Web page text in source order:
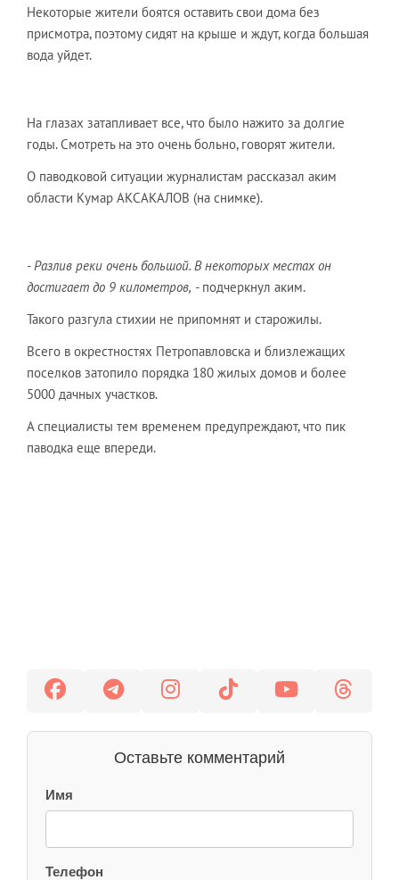
Некоторые жители боятся оставить свои дома без
присмотра, поэтому сидят на крыше и ждут, когда большая
вода уйдет.
На глазах затапливает все, что было нажито за долгие
годы. Смотреть на это очень больно, говорят жители.
О паводковой ситуации журналистам рассказал аким
области Кумар АКСАКАЛОВ (на снимке).
- Разлив реки очень большой. В некоторых местах он
достигает до 9 километров, - подчеркнул аким.
Такого разгула стихии не припомнят и старожилы.
Всего в окрестностях Петропавловска и близлежащих
поселков затопило порядка 180 жилых домов и более
5000 дачных участков.
А специалисты тем временем предупреждают, что пик
паводка еще впереди.
Оставьте комментарий
Имя
Телефон